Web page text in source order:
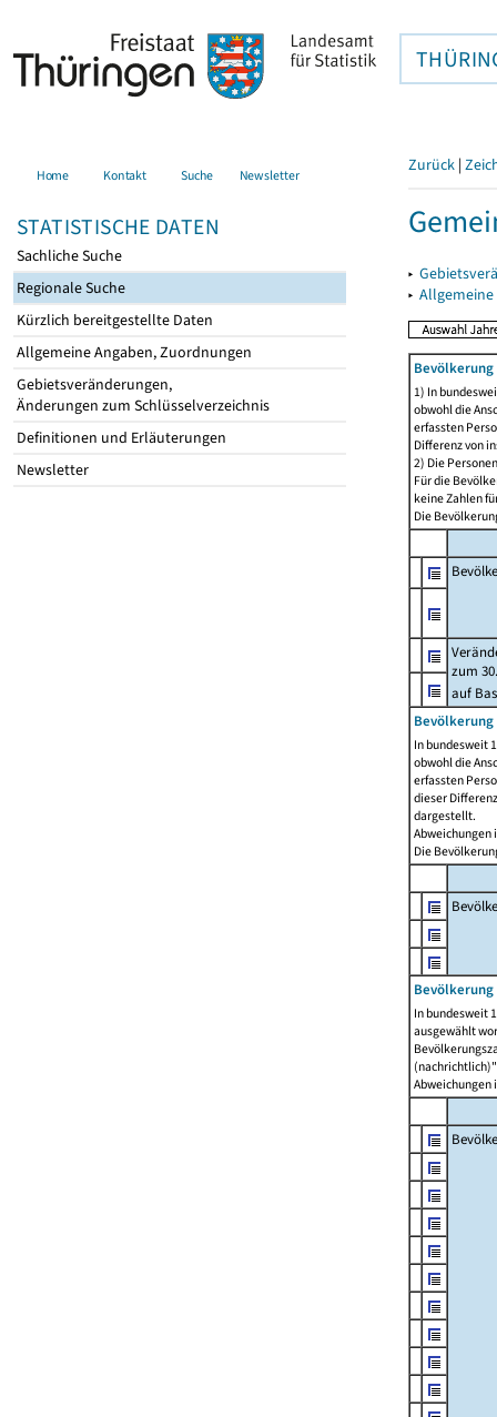
Home Kontakt Suche Newsletter
STATISTISCHE DATEN
Sachliche Suche
Regionale Suche
Kürzlich bereitgestellte Daten
Allgemeine Angaben, Zuordnungen
Gebietsveränderungen,
Änderungen zum Schlüsselverzeichnis
Definitionen und Erläuterungen
Newsletter
Zurück |
▸
▸
1) In
obwohl die
erfassten
Differenz von
2) Die
Für die
keine Zahlen
Die
zum
auf
Bevölkerung
In bundesweit
obwohl die
erfassten
dieser
dargestellt.
Abweichungen
Die
In bundesweit
ausgewählt
Abweichungen